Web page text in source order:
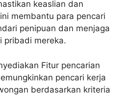
keaslian dan
membantu para pencari
penipuan dan menjaga
pribadi mereka.
Fitur pencarian
pencari kerja
berdasarkan kriteria